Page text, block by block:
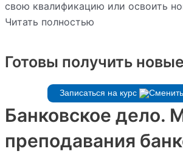
свою квалификацию или освоить
Читать полностью
Готовы получить
Записаться на курс
Банковское дело.
преподавания